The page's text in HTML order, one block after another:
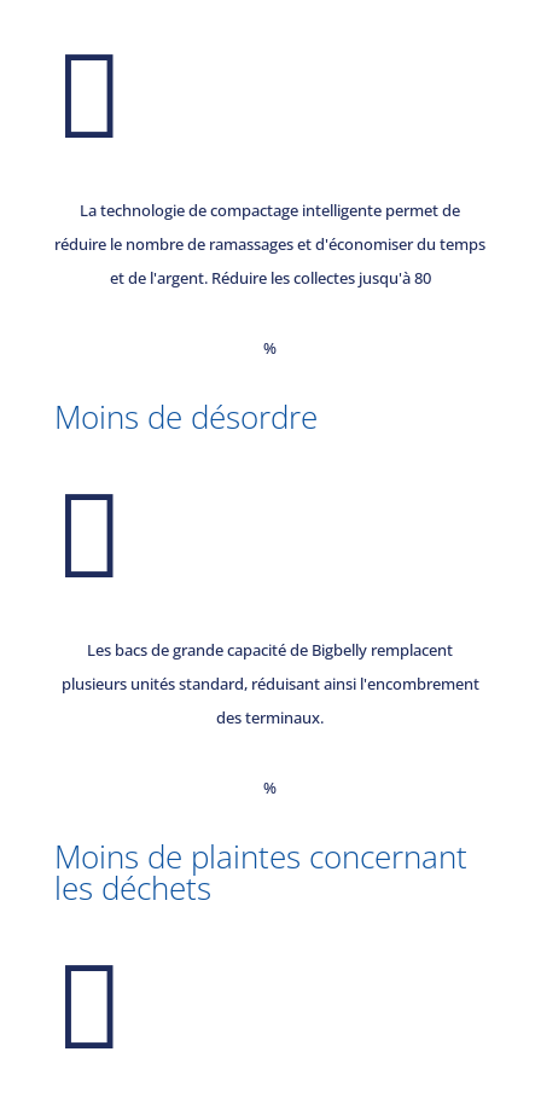

La technologie de compactage intelligente permet de
réduire le nombre de ramassages et d'économiser du temps
et de l'argent. Réduire les collectes jusqu'à 80
%
Moins de désordre

Les bacs de grande capacité de Bigbelly remplacent
plusieurs unités standard, réduisant ainsi l'encombrement
des terminaux.
%
Moins de plaintes concernant
les déchets
